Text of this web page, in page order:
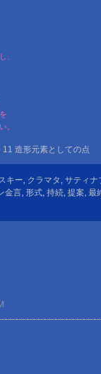
、
。
造形元素としての点
キー クラマタ サティナ
金言 形式 持続 提案 最